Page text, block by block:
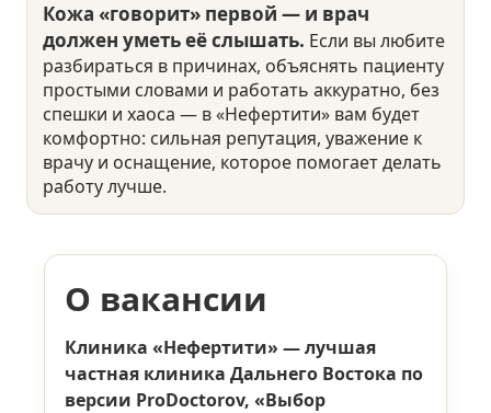
Кожа «говорит» первой — и врач
должен уметь её слышать. Если вы любите
разбираться в причинах, объяснять пациенту
простыми словами и работать аккуратно, без
спешки и хаоса — в «Нефертити» вам будет
комфортно: сильная репутация, уважение к
врачу и оснащение, которое помогает делать
работу лучше.
О вакансии
Клиника «Нефертити» — лучшая
частная клиника Дальнего Востока по
версии ProDoctorov, «Выбор